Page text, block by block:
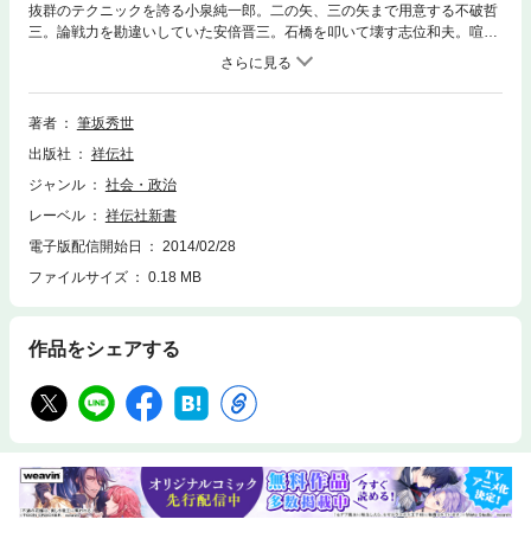
抜群のテクニックを誇る小泉純一郎。二の矢、三の矢まで用意する不破哲
三。論戦力を勘違いしていた安倍晋三。石橋を叩いて壊す志位和夫。喧嘩
をふっかける菅直人。訥弁で、政治をシンプルに考える小沢一郎。「覚
悟」のない麻生太郎……。歴代党首の論戦、面白い論戦、涙した論戦な
ど、古今のエピソードを満載した、一読で優れた政治家とダメな政治家が
分かる一冊！
著者
筆坂秀世
出版社
祥伝社
ジャンル
社会・政治
レーベル
祥伝社新書
電子版配信開始日
2014/02/28
ファイルサイズ
0.18 MB
作品をシェアする